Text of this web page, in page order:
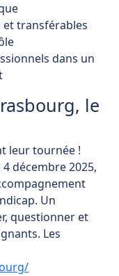
transférables
dans un
le
leur tournée !
décembre 2025,
Un
questionner et
Les